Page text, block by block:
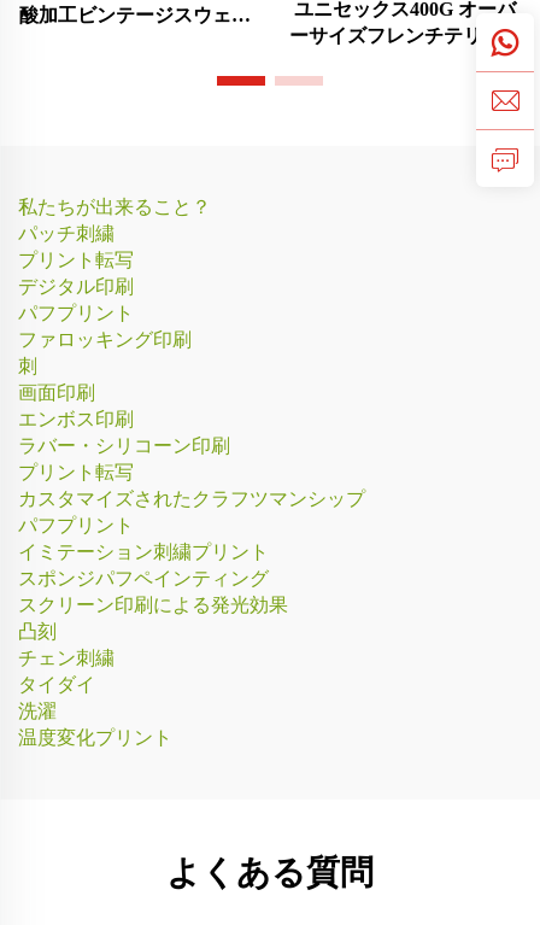
酸加工ビンテージスウェッ
ユニセックス400G オーバ
ーサイズフレンチテリー素
材スウェットシャツ
私たちが出来ること？
パッチ刺繍
プリント転写
デジタル印刷
パフプリント
ファロッキング印刷
刺
画面印刷
エンボス印刷
ラバー・シリコーン印刷
プリント転写
カスタマイズされたクラフツマンシップ
パフプリント
イミテーション刺繍プリント
スポンジパフペインティング
スクリーン印刷による発光効果
凸刻
チェン刺繍
タイダイ
洗濯
温度変化プリント
よくある質問